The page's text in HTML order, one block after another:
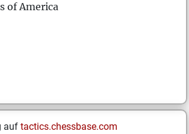
of America
auf tactics.chessbase.com